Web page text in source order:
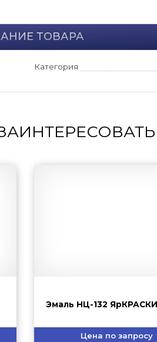
ТОВАРА
Категория
Эмаль НЦ-132 ЯрКРАСКИ
Цена по запросу